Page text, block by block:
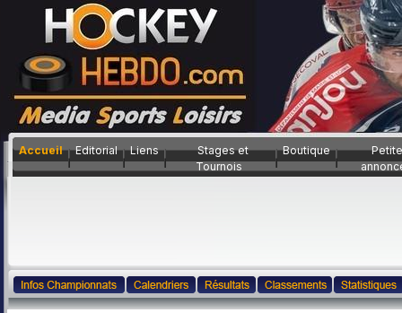
Accueil Editorial Liens
Stages et
Tournois
Boutique